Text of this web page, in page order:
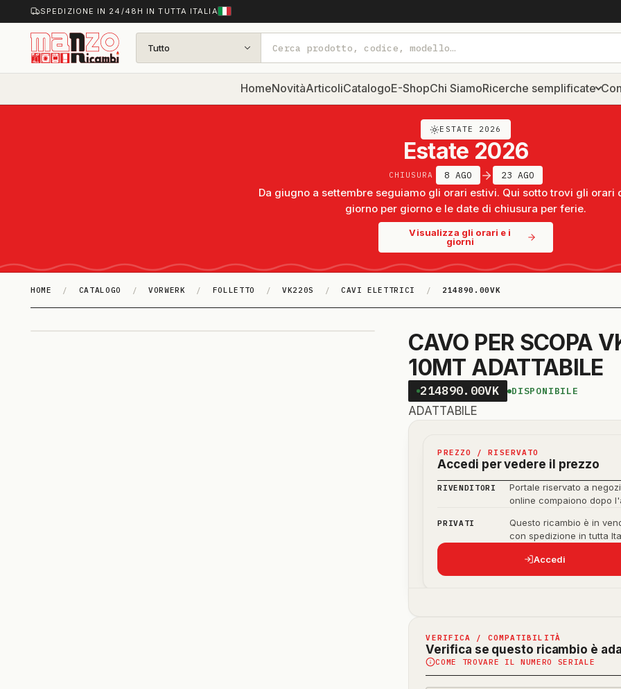
SPEDIZIONE IN 24/48H IN TUTTA ITALIA
Tutto
HomeNovitàArticoliCatalogoE-ShopChi SiamoRicerche semplificate
ESTATE 2026
Estate 2026
CHIUSURA 8 AGO 23 AGO
Da giugno a settembre seguiamo gli orari estivi. Qui sotto trovi gli orari
giorno per giorno e le date di chiusura per ferie.
Visualizza gli orari e i
giorni
HOME / CATALOGO / VORWERK / FOLLETTO / VK220S / CAVI ELETTRICI / 214890.00VK
CAVO PER SCOPA
10MT ADATTABILE
214890.00VK DISPONIBILE
ADATTABILE
PREZZO / RISERVATO
Accedi per vedere il prezzo
RIVENDITORI
Portale riservato a
online compaiono dopo
PRIVATI
Questo ricambio è in
con spedizione in tutta
Accedi
VERIFICA / COMPATIBILITÀ
Verifica se questo ricambio è
COME TROVARE IL NUMERO SERIALE